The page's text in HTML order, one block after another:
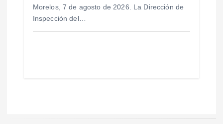
Morelos, 7 de agosto de 2026. La Dirección de
Inspección del…